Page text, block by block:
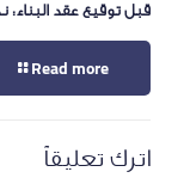
قبل توقيع عقد
Read more
اترك تعليقاً